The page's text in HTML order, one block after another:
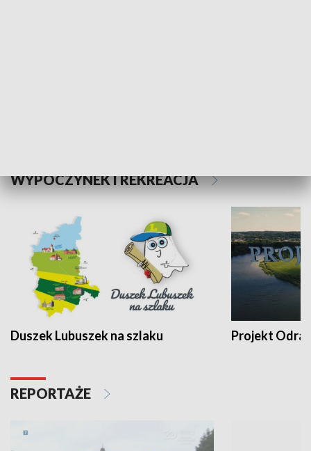
WYPOCZYNEK I REKREACJA
Duszek Lubuszek na szlaku Projekt Odra
REPORTAŻE